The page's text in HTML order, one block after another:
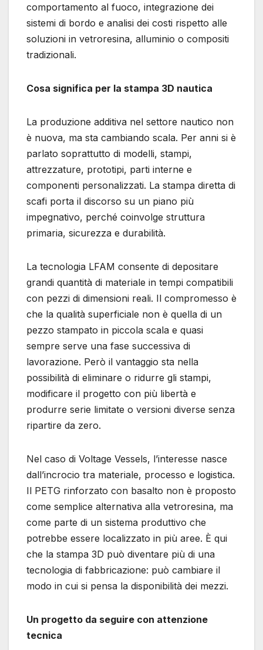
comportamento al fuoco, integrazione dei
sistemi di bordo e analisi dei costi rispetto alle
soluzioni in vetroresina, alluminio o compositi
tradizionali.
Cosa significa per la stampa 3D nautica
La produzione additiva nel settore nautico non
è nuova, ma sta cambiando scala. Per anni si è
parlato soprattutto di modelli, stampi,
attrezzature, prototipi, parti interne e
componenti personalizzati. La stampa diretta di
scafi porta il discorso su un piano più
impegnativo, perché coinvolge struttura
primaria, sicurezza e durabilità.
La tecnologia LFAM consente di depositare
grandi quantità di materiale in tempi compatibili
con pezzi di dimensioni reali. Il compromesso è
che la qualità superficiale non è quella di un
pezzo stampato in piccola scala e quasi
sempre serve una fase successiva di
lavorazione. Però il vantaggio sta nella
possibilità di eliminare o ridurre gli stampi,
modificare il progetto con più libertà e
produrre serie limitate o versioni diverse senza
ripartire da zero.
Nel caso di Voltage Vessels, l’interesse nasce
dall’incrocio tra materiale, processo e logistica.
Il PETG rinforzato con basalto non è proposto
come semplice alternativa alla vetroresina, ma
come parte di un sistema produttivo che
potrebbe essere localizzato in più aree. È qui
che la stampa 3D può diventare più di una
tecnologia di fabbricazione: può cambiare il
modo in cui si pensa la disponibilità dei mezzi.
Un progetto da seguire con attenzione
tecnica